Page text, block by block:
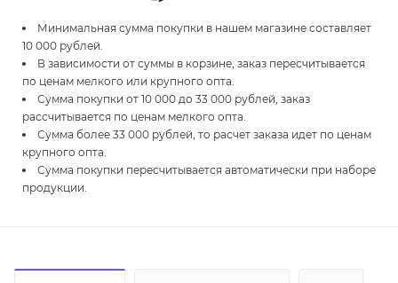
Минимальная сумма покупки в нашем магазине составляет
10 000 рублей.
В зависимости от суммы в корзине, заказ пересчитывается
по ценам мелкого или крупного опта.
Сумма покупки от 10 000 до 33 000 рублей, заказ
рассчитывается по ценам мелкого опта.
Сумма более 33 000 рублей, то расчет заказа идет по ценам
крупного опта.
Сумма покупки пересчитывается автоматически при наборе
продукции.